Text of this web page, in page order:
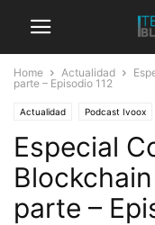
Home Actualidad
parte – Episodio 112
Actualidad Podcast Ivoox
Especial
parte –